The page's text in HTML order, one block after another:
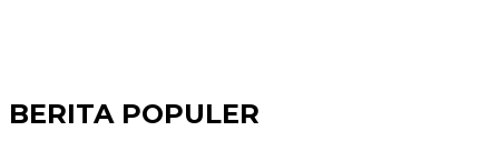
BERITA POPULER